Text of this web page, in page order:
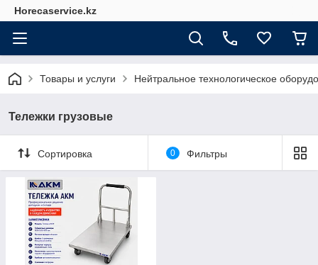
Horecaservice.kz
Товары и услуги Нейтральное технологическое
Тележки грузовые
Сортировка 0 Фильтры